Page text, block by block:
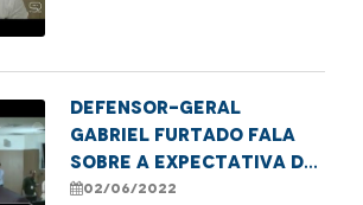
Defensor-geral
Gabriel Furtado fala
sobre a expectativa do
trabalho e ações da
02/06/2022